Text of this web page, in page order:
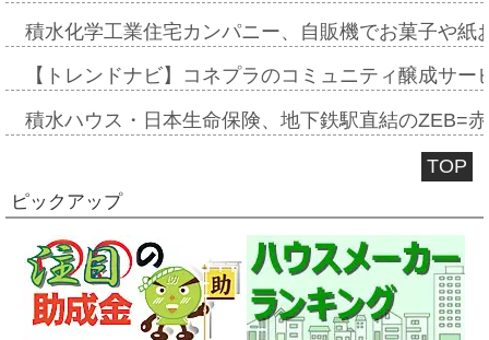
積水化学工業住宅カンパニー、自販機でお菓子や
【トレンドナビ】コネプラのコミュニティ醸成サ
積水ハウス・日本生命保険、地下鉄駅直結のZEB=
TOP
ピックアップ